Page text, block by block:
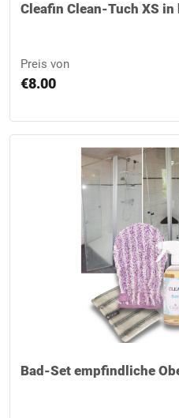
Cleafin Clean-Tuch XS in
Preis von
€8.00
Bad-Set empfindliche